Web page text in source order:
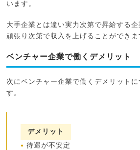
います。
大手企業とは違い実力次第で昇給する
頑張り次第で収入を上げることができま
ベンチャー企業で働くデメリット
次にベンチャー企業で働くデメリットに
す。
デメリット
待遇が不安定